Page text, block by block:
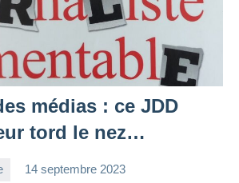
médias : ce JDD
tord le nez…
14 septembre 2023